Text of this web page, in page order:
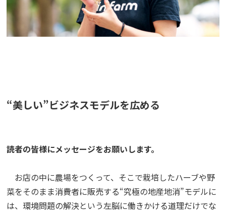
“美しい”ビジネスモデルを広める
読者の皆様にメッセージをお願いします。
お店の中に農場をつくって、そこで栽培したハーブや野
菜をそのまま消費者に販売する“究極の地産地消”モデルに
は、環境問題の解決という左脳に働きかける道理だけでな